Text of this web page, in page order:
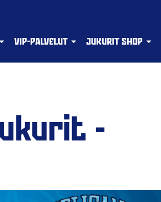
VIP-PALVELUT JUKURIT SHOP
-